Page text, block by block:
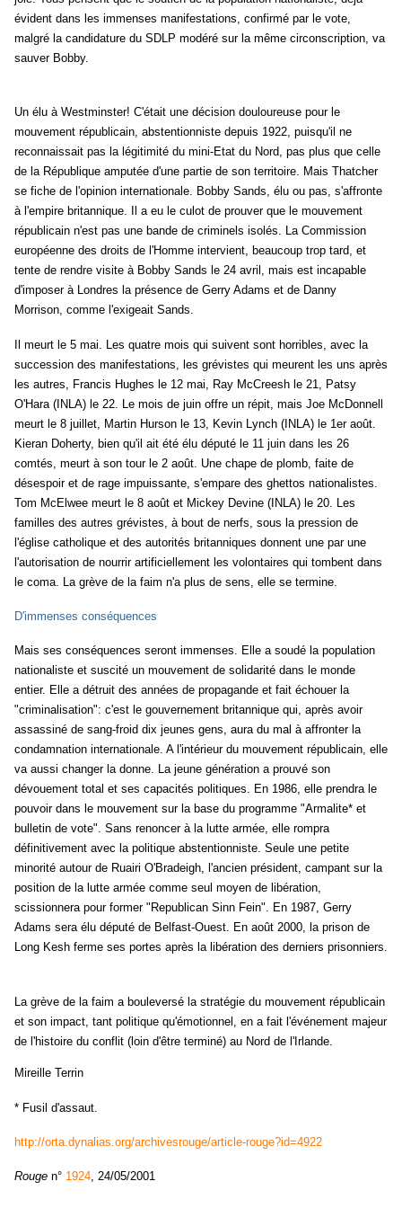
évident dans les immenses manifestations, confirmé par le vote,
malgré la candidature du SDLP modéré sur la même circonscription, va
sauver Bobby.
Un élu à Westminster! C'était une décision douloureuse pour le
mouvement républicain, abstentionniste depuis 1922, puisqu'il ne
reconnaissait pas la légitimité du mini-Etat du Nord, pas plus que celle
de la République amputée d'une partie de son territoire. Mais Thatcher
se fiche de l'opinion internationale. Bobby Sands, élu ou pas, s'affronte
à l'empire britannique. Il a eu le culot de prouver que le mouvement
républicain n'est pas une bande de criminels isolés. La Commission
européenne des droits de l'Homme intervient, beaucoup trop tard, et
tente de rendre visite à Bobby Sands le 24 avril, mais est incapable
d'imposer à Londres la présence de Gerry Adams et de Danny
Morrison, comme l'exigeait Sands.
Il meurt le 5 mai. Les quatre mois qui suivent sont horribles, avec la
succession des manifestations, les grévistes qui meurent les uns après
les autres, Francis Hughes le 12 mai, Ray McCreesh le 21, Patsy
O'Hara (INLA) le 22. Le mois de juin offre un répit, mais Joe McDonnell
meurt le 8 juillet, Martin Hurson le 13, Kevin Lynch (INLA) le 1er août.
Kieran Doherty, bien qu'il ait été élu député le 11 juin dans les 26
comtés, meurt à son tour le 2 août. Une chape de plomb, faite de
désespoir et de rage impuissante, s'empare des ghettos nationalistes.
Tom McElwee meurt le 8 août et Mickey Devine (INLA) le 20. Les
familles des autres grévistes, à bout de nerfs, sous la pression de
l'église catholique et des autorités britanniques donnent une par une
l'autorisation de nourrir artificiellement les volontaires qui tombent dans
le coma. La grève de la faim n'a plus de sens, elle se termine.
D'immenses conséquences
Mais ses conséquences seront immenses. Elle a soudé la population
nationaliste et suscité un mouvement de solidarité dans le monde
entier. Elle a détruit des années de propagande et fait échouer la
"criminalisation": c'est le gouvernement britannique qui, après avoir
assassiné de sang-froid dix jeunes gens, aura du mal à affronter la
condamnation internationale. A l'intérieur du mouvement républicain, elle
va aussi changer la donne. La jeune génération a prouvé son
dévouement total et ses capacités politiques. En 1986, elle prendra le
pouvoir dans le mouvement sur la base du programme "Armalite* et
bulletin de vote". Sans renoncer à la lutte armée, elle rompra
définitivement avec la politique abstentionniste. Seule une petite
minorité autour de Ruairi O'Bradeigh, l'ancien président, campant sur la
position de la lutte armée comme seul moyen de libération,
scissionnera pour former " Republican Sinn Fein". En 1987, Gerry
Adams sera élu député de Belfast-Ouest. En août 2000, la prison de
Long Kesh ferme ses portes après la libération des derniers prisonniers.
La grève de la faim a bouleversé la stratégie du mouvement républicain
et son impact, tant politique qu'émotionnel, en a fait l'événement majeur
de l'histoire du conflit (loin d'être terminé) au Nord de l'Irlande.
Mireille Terrin
* Fusil d'assaut.
http://orta.dynalias.org/archivesrouge/article-rouge?id=4922
Rouge n° 1924, 24/05/2001